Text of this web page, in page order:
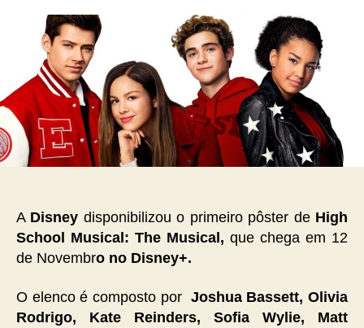
A Disney disponibilizou o primeiro pôster de High
School Musical: The Musical, que chega em 12
de Novembro no Disney+.
O elenco é composto por Joshua Bassett, Olivia
Rodrigo, Kate Reinders, Sofia Wylie, Matt